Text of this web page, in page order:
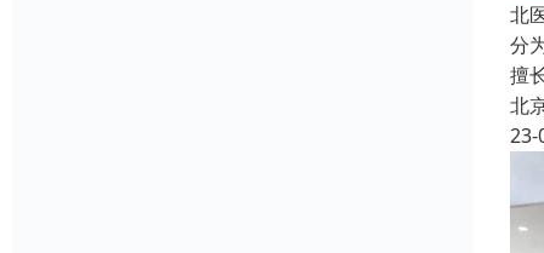
北
分
擅
北
23-